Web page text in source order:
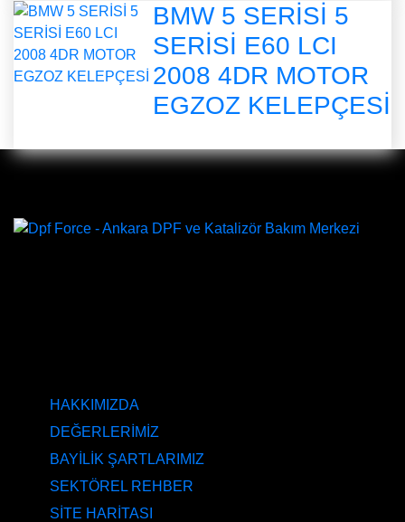
BMW 5 SERİSİ 5
SERİSİ E60 LCI
2008 4DR MOTOR
EGZOZ KELEPÇESİ
HAKKIMIZDA
DEĞERLERİMİZ
BAYİLİK ŞARTLARIMIZ
SEKTÖREL REHBER
SİTE HARİTASI